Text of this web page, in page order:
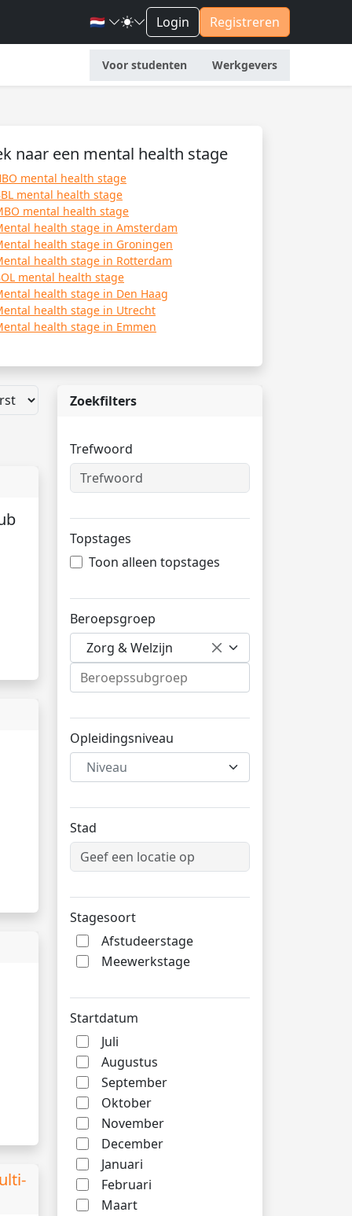
🇳🇱 Login Registreren
Voor studenten Werkgevers
naar een mental health stage
mental health stage
mental health stage
mental health stage
health stage in Amsterdam
health stage in Groningen
health stage in Rotterdam
mental health stage
health stage in Den Haag
health stage in Utrecht
health stage in Emmen
Zoekfilters
Trefwoord
Topstages
Toon alleen topstages
Beroepsgroep
Zorg & Welzijn
Opleidingsniveau
Niveau
Stad
Stagesoort
Afstudeerstage
Meewerkstage
Startdatum
Juli
Augustus
September
Oktober
November
December
Januari
Februari
Maart